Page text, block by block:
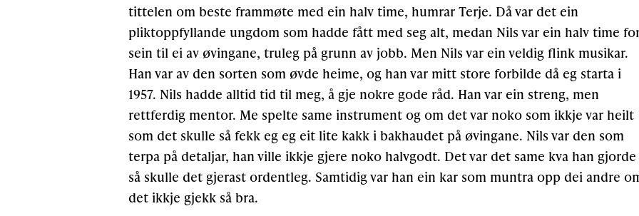
tittelen om beste frammøte med ein halv time, humrar Terje. Då var det ein
pliktoppfyllande ungdom som hadde fått med seg alt, medan Nils var ein halv time
sein til ei av øvingane, truleg på grunn av jobb. Men Nils var ein veldig flink musikar.
Han var av den sorten som øvde heime, og han var mitt store forbilde då eg starta i
1957. Nils hadde alltid tid til meg, å gje nokre gode råd. Han var ein streng, men
rettferdig mentor. Me spelte same instrument og om det var noko som ikkje var heilt
som det skulle så fekk eg eg eit lite kakk i bakhaudet på øvingane. Nils var den som
terpa på detaljar, han ville ikkje gjere noko halvgodt. Det var det same kva han gjorde
så skulle det gjerast ordentleg. Samtidig var han ein kar som muntra opp dei andre
det ikkje gjekk så bra.